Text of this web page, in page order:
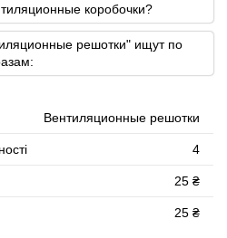
коробочки?
решотки" ищут по
Вентиляционные решотки
4
25 ₴
25 ₴